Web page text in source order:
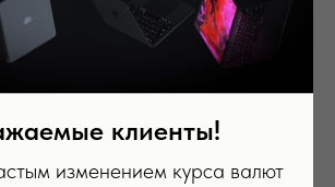
клиенты!
изменением курса валют